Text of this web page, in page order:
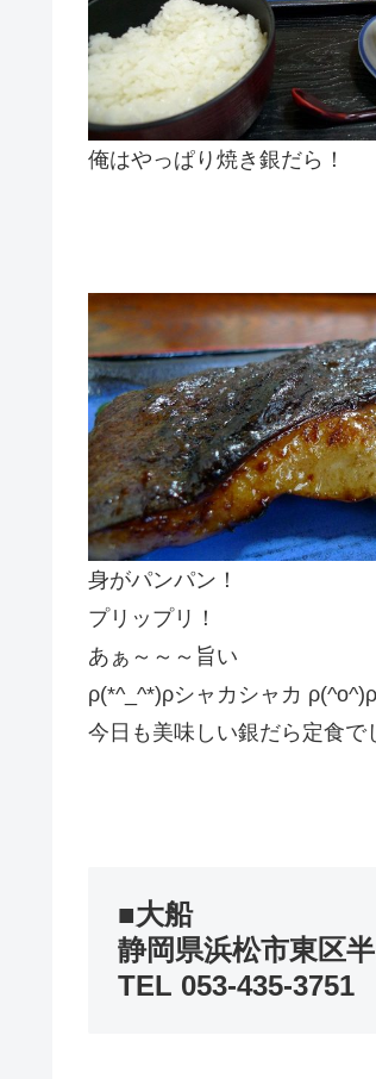
俺はやっぱり焼き銀だら！
身がパンパン！
プリップリ！
あぁ～～～旨い
ρ(*^_^*)ρシャカシャカ
今日も美味しい銀だら定食で
■大船
静岡県浜松市東区
TEL 053-435-3751